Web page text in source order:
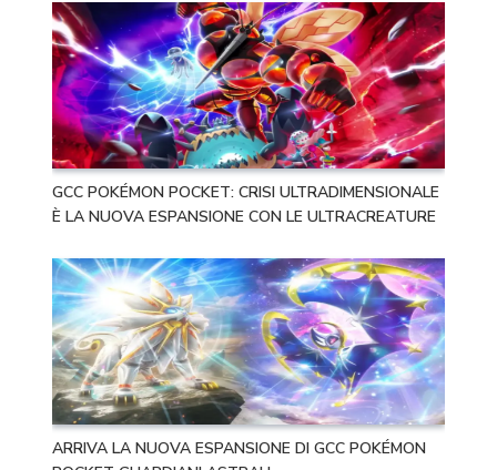
GCC POKÉMON POCKET: CRISI ULTRADIMENSIONALE
È LA NUOVA ESPANSIONE CON LE ULTRACREATURE
ARRIVA LA NUOVA ESPANSIONE DI GCC POKÉMON